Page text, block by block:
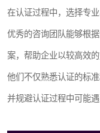
在认证过程中，选择专
优秀的咨询团队能够根
案，帮助企业以较高效的
他们不仅熟悉认证的标
并规避认证过程中可能遇